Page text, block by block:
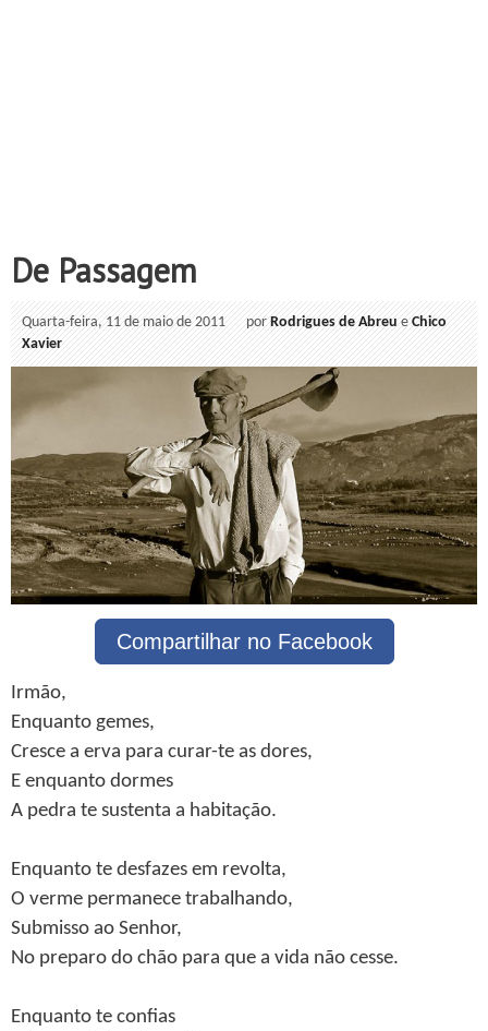
De Passagem
Quarta-feira, 11 de maio de 2011 porRodrigues de Abreu eChico
Xavier
Compartilhar no Facebook
Irmão,
Enquanto gemes,
Cresce a erva para curar-te as dores,
E enquanto dormes
A pedra te sustenta a habitação.
Enquanto te desfazes em revolta,
O verme permanece trabalhando,
Submisso ao Senhor,
No preparo do chão para que a vida não cesse.
Enquanto te confias